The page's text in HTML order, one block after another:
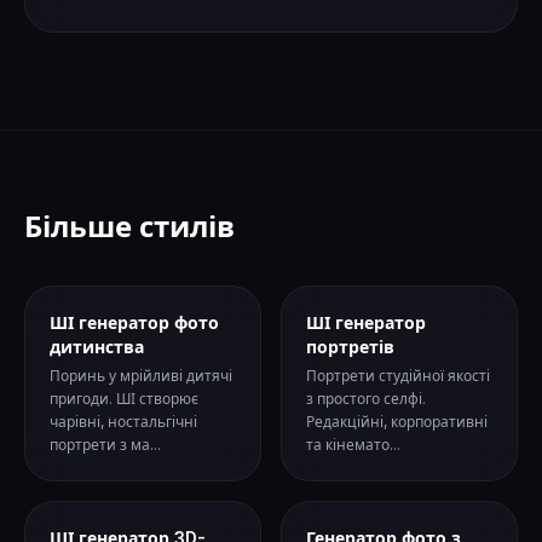
Більше стилів
ШІ генератор фото
дитинства
Поринь у мрійливі дитячі
пригоди. ШІ створює
чарівні, ностальгічні
портрети з ма...
ШІ генератор
портретів
Портрети студійної якості
з простого селфі.
Редакційні, корпоративні
та кінемато...
ШІ генератор 3D- Генератор фото з